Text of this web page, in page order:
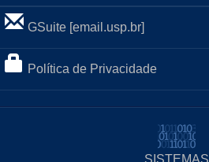
GSuite [email.usp.br]
Política de Privacidade
SISTEMAS